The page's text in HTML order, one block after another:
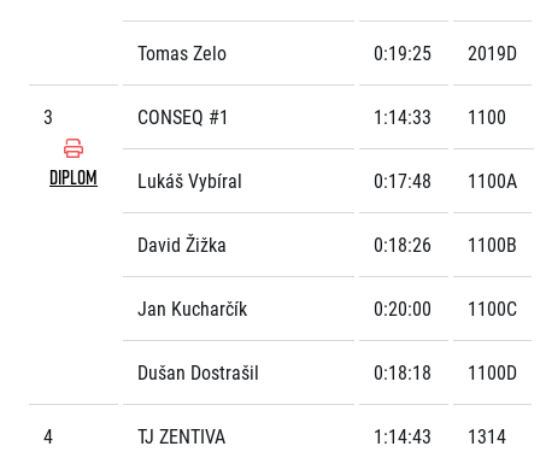
Titulární partneři
Informace o webu
Informace o cookies
Tomas Zelo 0:19:25 2019D
3
DIPLOM
CONSEQ #1 1:14:33 1100
Lukáš Vybíral 0:17:48 1100A
David Žižka 0:18:26 1100B
Jan Kucharčík 0:20:00 1100C
Dušan Dostrašil 0:18:18 1100D
4 TJ ZENTIVA 1:14:43 1314